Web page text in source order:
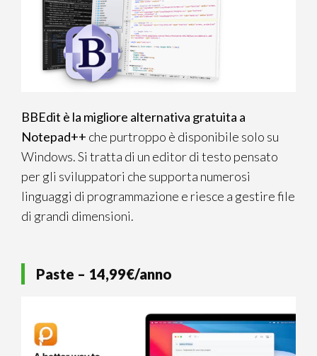
BBEdit è la migliore alternativa gratuita a
Notepad++ che purtroppo è disponibile solo su
Windows. Si tratta di un editor di testo pensato
per gli sviluppatori che supporta numerosi
linguaggi di programmazione e riesce a gestire file
di grandi dimensioni.
Paste – 14,99€/anno